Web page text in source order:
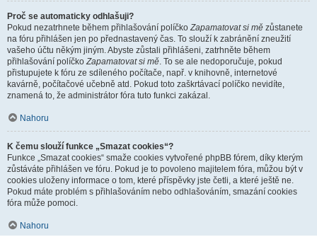
Proč se automaticky odhlašuji?
Pokud nezatrhnete během přihlašování políčkoZapamatovat si mě zůstanete
na fóru přihlášen jen po přednastavený čas. To slouží k zabránění zneužití
vašeho účtu někým jiným. Abyste zůstali přihlášeni, zatrhněte během
přihlašování políčkoZapamatovat si mě. To se ale nedoporučuje, pokud
přistupujete k fóru ze sdíleného počítače, např. v knihovně, internetové
kavárně, počítačové učebně atd. Pokud toto zaškrtávací políčko nevidíte,
znamená to, že administrátor fóra tuto funkci zakázal.
Nahoru
K čemu slouží funkce „Smazat cookies“?
Funkce „Smazat cookies“ smaže cookies vytvořené phpBB fórem, díky kterým
zůstáváte přihlášen ve fóru. Pokud je to povoleno majitelem fóra, můžou být v
cookies uloženy informace o tom, které příspěvky jste četli, a které ještě ne.
Pokud máte problém s přihlašováním nebo odhlašováním, smazání cookies
fóra může pomoci.
Nahoru